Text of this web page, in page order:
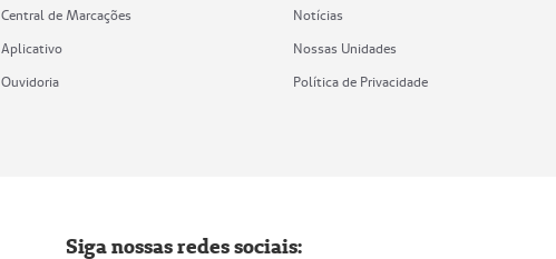
Central de Marcações
Aplicativo
Ouvidoria
Notícias
Nossas Unidades
Política de Privacidade
Siga nossas redes sociais: